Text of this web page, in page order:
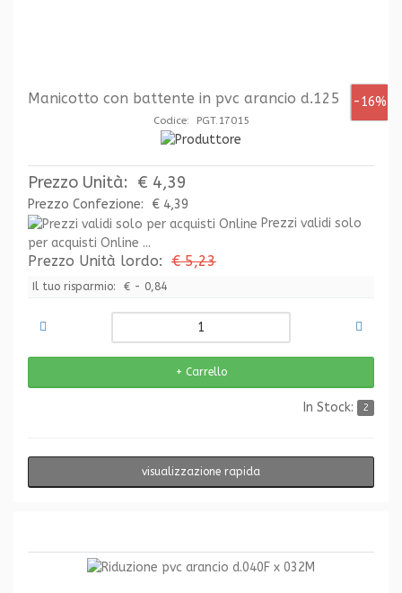
-16%
Manicotto con battente in pvc arancio d.125
Codice: PGT.17015
Prezzo Unità: € 4,39
Prezzo Confezione:
€ 4,39
Prezzi validi solo
per acquisti Online ...
Prezzo Unità lordo: € 5,23
Il tuo risparmio: € - 0,84
In Stock: 2
visualizzazione rapida